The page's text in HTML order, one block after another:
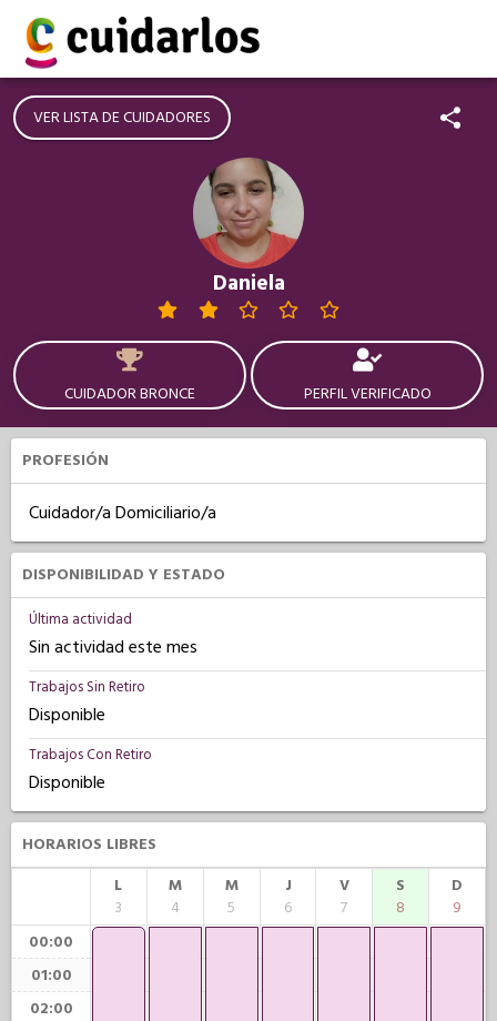
VER LISTA DE CUIDADORES
Daniela
CUIDADOR BRONCE PERFIL VERIFICADO
PROFESIÓN
Cuidador/a Domiciliario/a
DISPONIBILIDAD Y ESTADO
Última actividad
Sin actividad este mes
Trabajos Sin Retiro
Disponible
Trabajos Con Retiro
Disponible
HORARIOS LIBRES
L
3
M
4
M
5
J
6
V
7
S
8
D
9
00:00
01:00
02:00